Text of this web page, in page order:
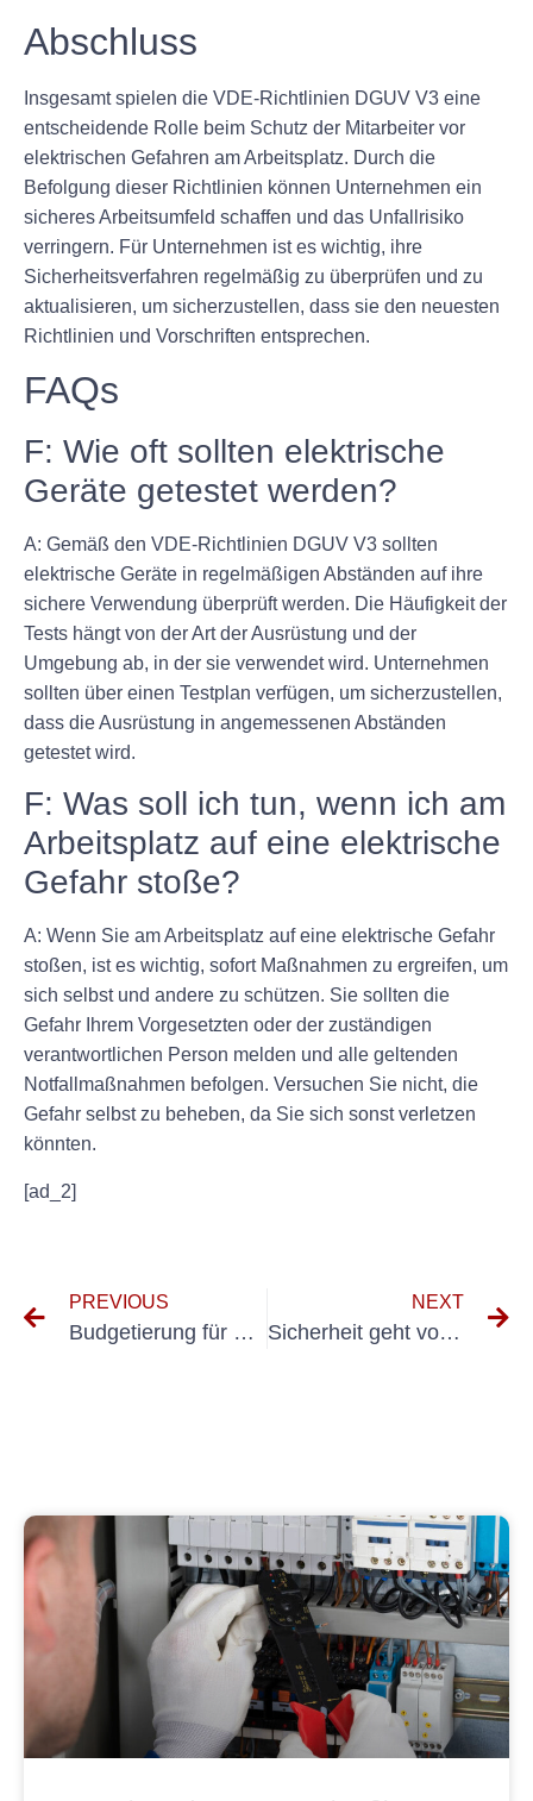
Abschluss
Insgesamt spielen die VDE-Richtlinien DGUV V3 eine
entscheidende Rolle beim Schutz der Mitarbeiter vor
elektrischen Gefahren am Arbeitsplatz. Durch die
Befolgung dieser Richtlinien können Unternehmen ein
sicheres Arbeitsumfeld schaffen und das Unfallrisiko
verringern. Für Unternehmen ist es wichtig, ihre
Sicherheitsverfahren regelmäßig zu überprüfen und zu
aktualisieren, um sicherzustellen, dass sie den neuesten
Richtlinien und Vorschriften entsprechen.
FAQs
F: Wie oft sollten elektrische
Geräte getestet werden?
A: Gemäß den VDE-Richtlinien DGUV V3 sollten
elektrische Geräte in regelmäßigen Abständen auf ihre
sichere Verwendung überprüft werden. Die Häufigkeit der
Tests hängt von der Art der Ausrüstung und der
Umgebung ab, in der sie verwendet wird. Unternehmen
sollten über einen Testplan verfügen, um sicherzustellen,
dass die Ausrüstung in angemessenen Abständen
getestet wird.
F: Was soll ich tun, wenn ich am
Arbeitsplatz auf eine elektrische
Gefahr stoße?
A: Wenn Sie am Arbeitsplatz auf eine elektrische Gefahr
stoßen, ist es wichtig, sofort Maßnahmen zu ergreifen, um
sich selbst und andere zu schützen. Sie sollten die
Gefahr Ihrem Vorgesetzten oder der zuständigen
verantwortlichen Person melden und alle geltenden
Notfallmaßnahmen befolgen. Versuchen Sie nicht, die
Gefahr selbst zu beheben, da Sie sich sonst verletzen
könnten.
[ad_2]
PREVIOUS
Budgetierung für die Fem 4.004-Prüfung: Tipps, die Ihnen bei der Vorbereitung helfen
NEXT
Sicherheit geht vor: Warum eine Schaltschrankprüfung nach VDE für elektrische Anlagen unerlässlich ist